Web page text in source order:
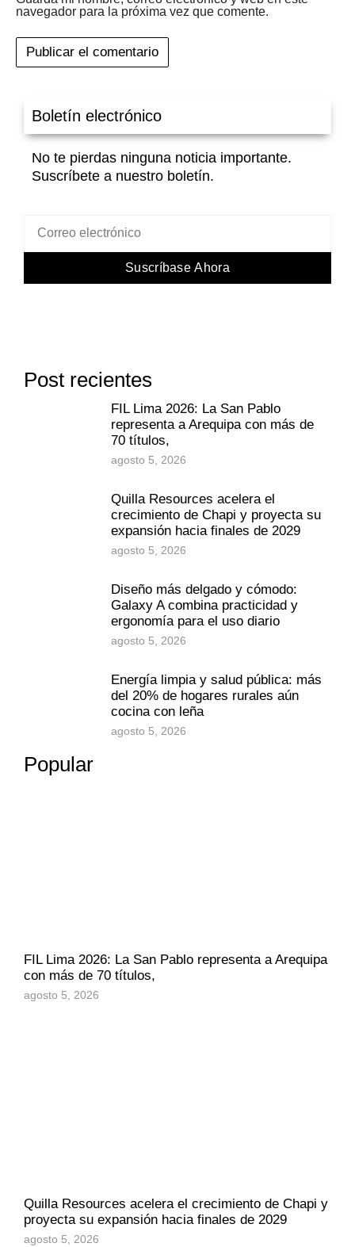
navegador para la próxima vez que comente.
Boletín electrónico
No te pierdas ninguna noticia importante.
Suscríbete a nuestro boletín.
Suscríbase Ahora
Post recientes
FIL Lima 2026: La San Pablo
representa a Arequipa con más de
70 títulos,
agosto 5, 2026
Quilla Resources acelera el
crecimiento de Chapi y proyecta su
expansión hacia finales de 2029
agosto 5, 2026
Diseño más delgado y cómodo:
Galaxy A combina practicidad y
ergonomía para el uso diario
agosto 5, 2026
Energía limpia y salud pública: más
del 20% de hogares rurales aún
cocina con leña
agosto 5, 2026
Popular
FIL Lima 2026: La San Pablo representa a Arequipa
con más de 70 títulos,
agosto 5, 2026
Quilla Resources acelera el crecimiento de Chapi y
proyecta su expansión hacia finales de 2029
agosto 5, 2026